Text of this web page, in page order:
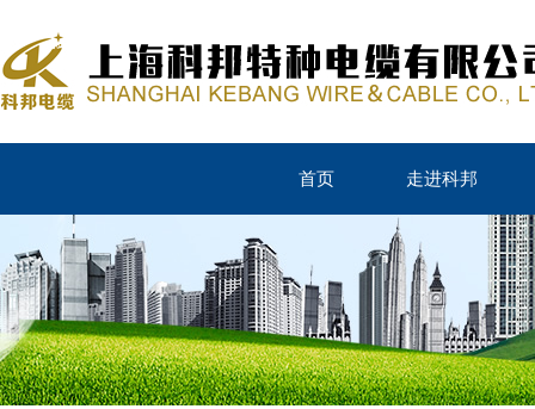
首页 走进科邦